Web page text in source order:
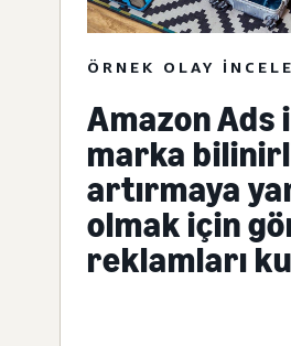
ÖRNEK OLAY
Amazon Ads
marka
artırmaya
olmak için
reklamları